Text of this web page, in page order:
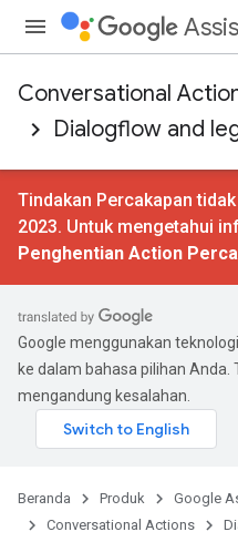
Conversational
Dialogflow and
Tindakan Percakapan
2023. Untuk mengetahui
Penghentian Action
Google menggunakan
ke dalam bahasa pilihan Anda.
mengandung kesalahan.
Beranda Produk Google
Conversational Actions